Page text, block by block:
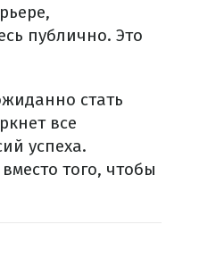
публично. Это
стать
все
успеха.
того, чтобы